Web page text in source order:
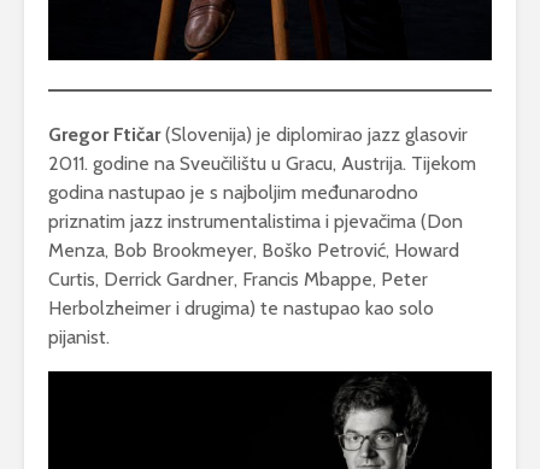
Gregor Ftičar(Slovenija) je diplomirao jazz glasovir
2011. godine na Sveučilištu u Gracu, Austrija. Tijekom
godina nastupao je s najboljim međunarodno
priznatim jazz instrumentalistima i pjevačima (Don
Menza, Bob Brookmeyer, Boško Petrović, Howard
Curtis, Derrick Gardner, Francis Mbappe, Peter
Herbolzheimer i drugima) te nastupao kao solo
pijanist.